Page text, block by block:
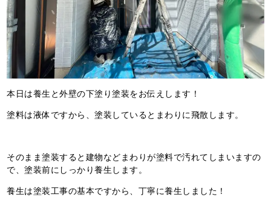
本日は養生と外壁の下塗り塗装をお伝えします！
塗料は液体ですから、塗装しているとまわりに飛散します。
そのまま塗装すると建物などまわりが塗料で汚れてしまいますの
で、塗装前にしっかり養生します。
養生は塗装工事の基本ですから、丁寧に養生しました！